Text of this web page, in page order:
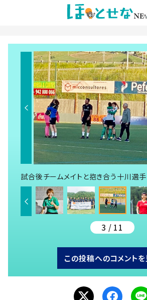
試合後チームメイトと抱き合う十川選手
3 / 11
この投稿へのコメントを